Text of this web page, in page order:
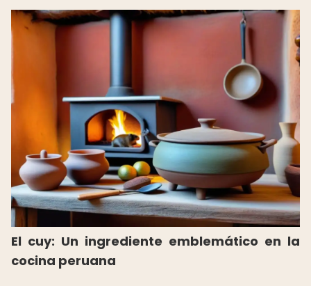
El cuy: Un ingrediente emblemático en la
cocina peruana